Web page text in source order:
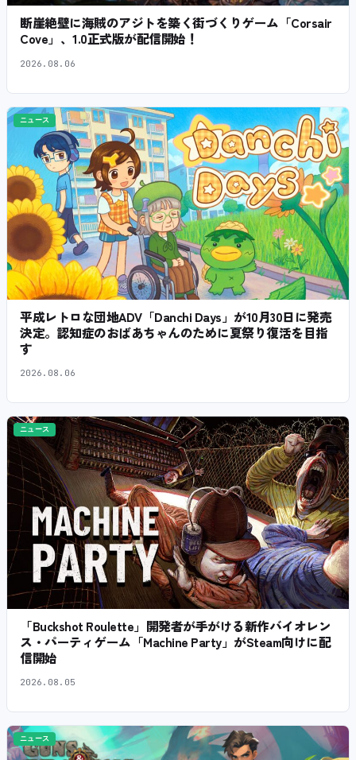
断崖絶壁に海賊のアジトを築く街づくりゲーム「Corsair
Cove」、1.0正式版が配信開始！
2026.08.06
ニュース
平成レトロな団地ADV「Danchi Days」が10月30日に発売
決定。認知症のおばあちゃんのために夏祭り復活を目指
す
2026.08.06
ニュース
「Buckshot Roulette」開発者が手がける新作バイオレン
ス・パーティゲーム「Machine Party」がSteam向けに配
信開始
2026.08.05
ニュース